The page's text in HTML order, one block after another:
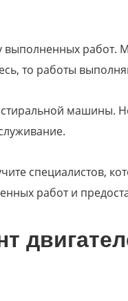
выполненных работ.
то работы
машины.
специалистов,
работ и